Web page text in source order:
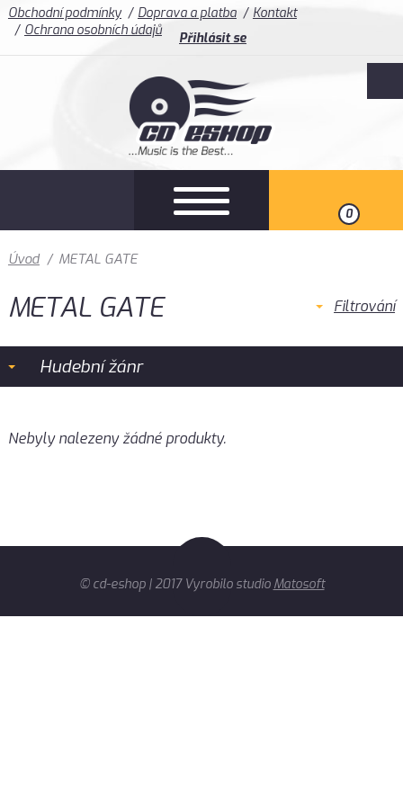
Obchodní podmínky Doprava a platba
Kontakt
Ochrana osobních údajů
Přihlásit se
0
Úvod / METAL GATE
METAL GATE Filtrování
Hudební žánr
Nebyly nalezeny žádné produkty.
© cd-eshop | 2017 Vyrobilo studio Matosoft